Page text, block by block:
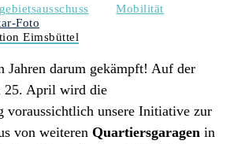
Mobilität
Eimsbüttel
Jahren darum gekämpft! Auf der
25. April wird die
voraussichtlich unsere Initiative zur
von weiteren Quartiersgaragen in